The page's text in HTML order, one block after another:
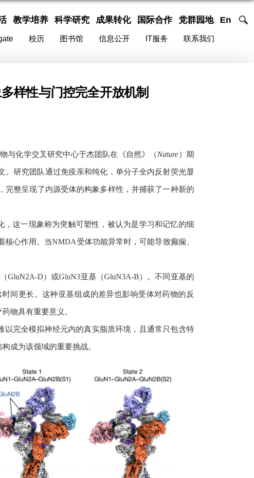
教学培养 科学研究 成果转化 国际合作 党群园地 En
校历 图书馆 信息公开 IT服务 联系我们
样性与门控完全开放机制
与化学交叉研究中心于杰团队在《自然》（Nature）期
。研究团队通过免疫亲和纯化，单分子全内反射荧光显
完整呈现了内源受体的构象多样性，并捕获了一种新的
这一现象称为突触可塑性，被认为是学习和记忆的细
核心作用。当NMDA 受体功能异常时，可能导致癫痫、
GluN2A-D）或GluN3亚基（GluN3A-B）。不同亚基的
间更长。这种亚基组成的差异也影响受体对药物的反
物具有重要意义。
完全模拟神经元内的真实脂质环境，且通常只包含特
成为该领域的重要挑战。